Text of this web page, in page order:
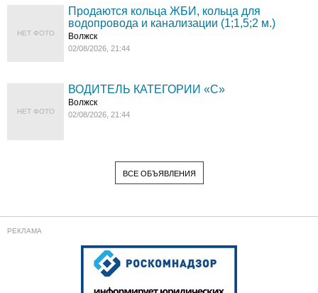
НЕТ ФОТО
Продаются кольца ЖБИ, кольца для
водопровода и канализации (1;1,5;2 м.)
Волжск
02/08/2026, 21:44
НЕТ ФОТО
ВОДИТЕЛЬ КАТЕГОРИИ «C»
Волжск
02/08/2026, 21:44
ВСЕ ОБЪЯВЛЕНИЯ